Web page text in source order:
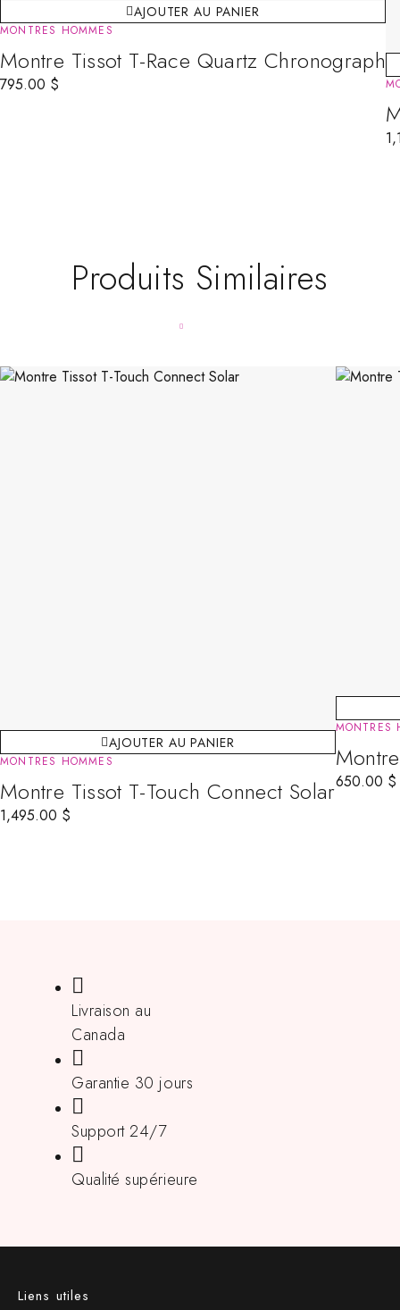
AJOUTER AU PANIER
MONTRES HOMMES
Montre Tissot T-Race Quartz Chronograph
795.00 $
Produits Similaires
AJOUTER AU PANIER
MONTRES HOMMES
Montre Tissot T-Touch Connect Solar
1,495.00 $
MONTRES
650.00 $
Livraison au
Canada
Garantie 30 jours
Support 24/7
Qualité supérieure
Liens utiles